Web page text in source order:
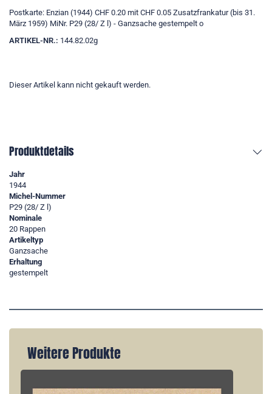
Postkarte: Enzian (1944) CHF 0.20 mit CHF 0.05 Zusatzfrankatur (bis 31.
März 1959) MiNr. P29 (28/ Z l) - Ganzsache gestempelt o
ARTIKEL-NR.: 144.82.02g
Dieser Artikel kann nicht gekauft werden.
Produktdetails
Jahr
1944
Michel-Nummer
P29 (28/ Z l)
Nominale
20 Rappen
Artikeltyp
Ganzsache
Erhaltung
gestempelt
Weitere Produkte